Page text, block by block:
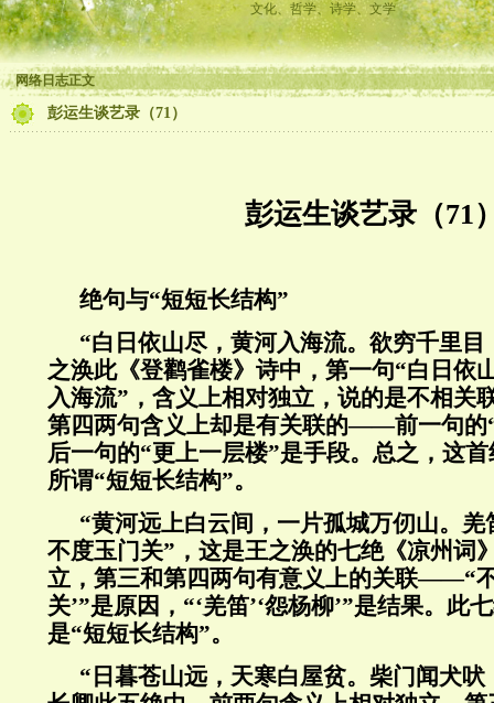
文化、哲学、诗学、文学
网络日志正文
彭运生谈艺录（71）
彭运生谈艺录（71
绝句与“短短长结构”
“白日依山尽，黄河入海流。欲穷千里
之涣此《登鹳雀楼》诗中，第一句“白日依
入海流”，含义上相对独立，说的是不相关
第四两句含义上却是有关联的——前一句的
后一句的“更上一层楼”是手段。总之，这
所谓“短短长结构”。
“黄河远上白云间，一片孤城万仞山。
不度玉门关”，这是王之涣的七绝《凉州词
立，第三和第四两句有意义上的关联——“
关’”是原因，“‘羌笛’‘怨杨柳’”是结果。此
是“短短长结构”。
“日暮苍山远，天寒白屋贫。柴门闻犬